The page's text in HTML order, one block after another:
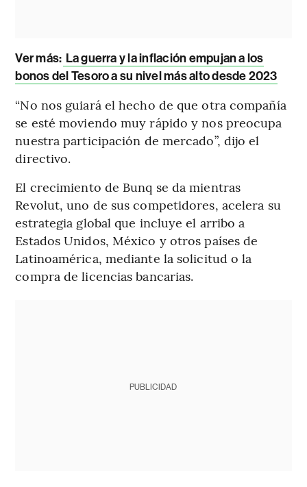
Ver más: La guerra y la inflación empujan a los
bonos del Tesoro a su nivel más alto desde 2023
“No nos guiará el hecho de que otra compañía
se esté moviendo muy rápido y nos preocupa
nuestra participación de mercado”, dijo el
directivo.
El crecimiento de Bunq se da mientras
Revolut, uno de sus competidores, acelera su
estrategia global que incluye el arribo a
Estados Unidos, México y otros países de
Latinoamérica, mediante la solicitud o la
compra de licencias bancarias.
PUBLICIDAD